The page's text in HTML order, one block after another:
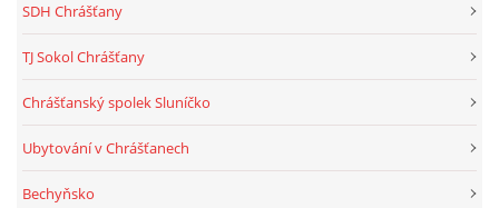
SDH Chrášťany
TJ Sokol Chrášťany
Chrášťanský spolek Sluníčko
Ubytování v Chrášťanech
Bechyňsko